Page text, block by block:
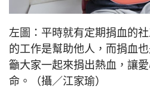
左圖：平時就有定期捐血的
的工作是幫助他人，而捐血
籲大家一起來捐出熱血，讓
命。（攝／江家瑜）